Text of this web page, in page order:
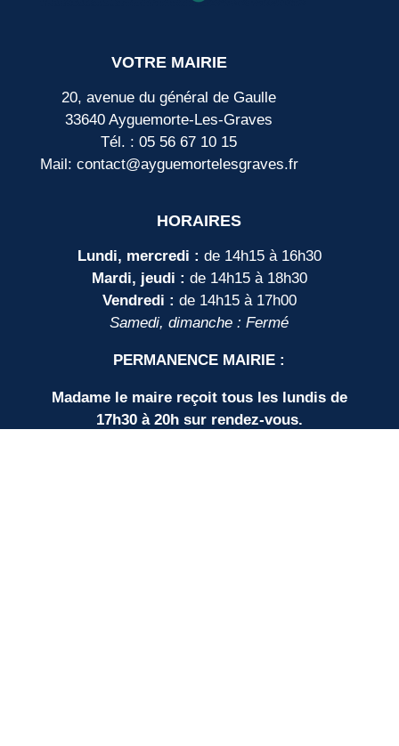
VOTRE MAIRIE
20, avenue du général de Gaulle
33640 Ayguemorte-Les-Graves
Tél. : 05 56 67 10 15
Mail: contact@ayguemortelesgraves.fr
HORAIRES
Lundi, mercredi : de 14h15 à 16h30
Mardi, jeudi : de 14h15 à 18h30
Vendredi : de 14h15 à 17h00
Samedi, dimanche : Fermé
PERMANENCE MAIRIE :
Madame le maire reçoit tous les lundis de
17h30 à 20h sur rendez-vous.